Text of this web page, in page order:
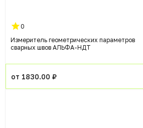
0
Измеритель геометрических параметров
сварных швов АЛЬФА-НДТ
от 1830.00 ₽